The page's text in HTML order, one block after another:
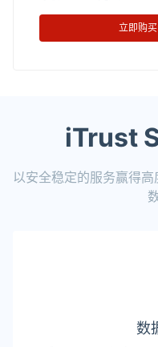
立即购买
iTrust
以安全稳定的服务赢得
数